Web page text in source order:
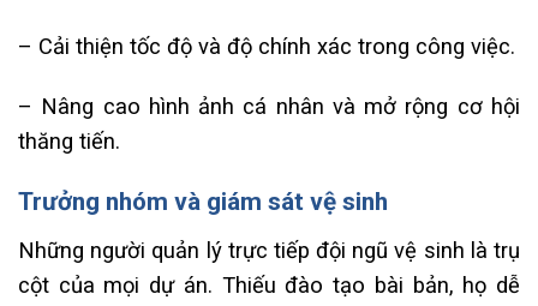
– Cải thiện tốc độ và độ chính xác trong công việc.
– Nâng cao hình ảnh cá nhân và mở rộng cơ hội
thăng tiến.
Trưởng nhóm và giám sát vệ sinh
Những người quản lý trực tiếp đội ngũ vệ sinh là trụ
cột của mọi dự án. Thiếu đào tạo bài bản, họ dễ